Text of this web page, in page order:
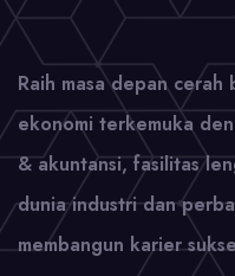
Raih masa depan cerah
ekonomi terkemuka
& akuntansi, fasilitas
dunia industri dan
membangun karier